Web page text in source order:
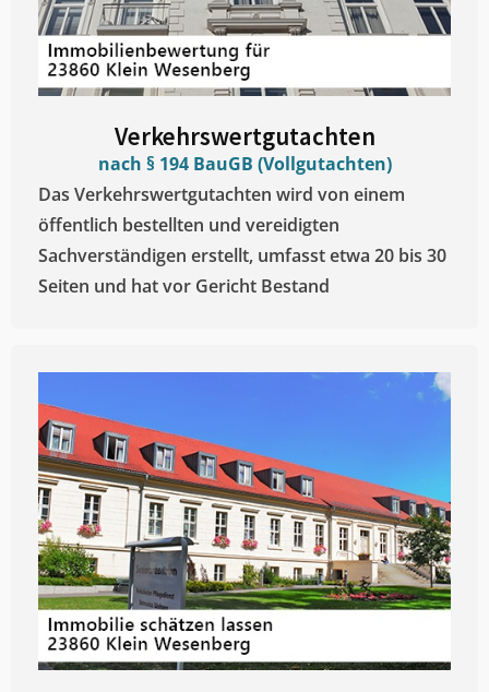
Verkehrswertgutachten
nach § 194 BauGB (Vollgutachten)
Das Verkehrswertgutachten wird von einem
öffentlich bestellten und vereidigten
Sachverständigen erstellt, umfasst etwa 20 bis 30
Seiten und hat vor Gericht Bestand